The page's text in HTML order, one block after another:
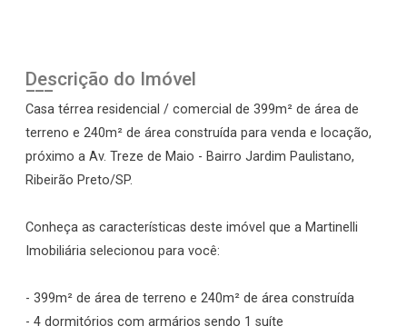
Descrição do Imóvel
Casa térrea residencial / comercial de 399m² de área de
terreno e 240m² de área construída para venda e locação,
próximo a Av. Treze de Maio - Bairro Jardim Paulistano,
Ribeirão Preto/SP.
Conheça as características deste imóvel que a Martinelli
Imobiliária selecionou para você:
- 399m² de área de terreno e 240m² de área construída
- 4 dormitórios com armários sendo 1 suíte